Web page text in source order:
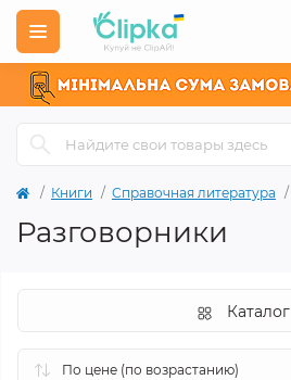
Книги Справочная литература
Разговорники
Каталог